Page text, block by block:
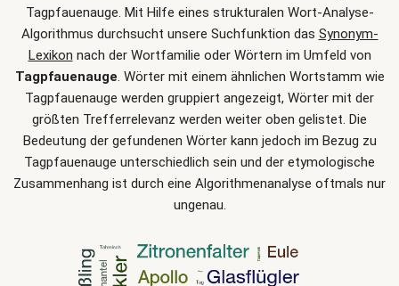
Tagpfauenauge. Mit Hilfe eines strukturalen Wort-Analyse-
Algorithmus durchsucht unsere Suchfunktion das Synonym-
Lexikon nach der Wortfamilie oder Wörtern im Umfeld von
Tagpfauenauge. Wörter mit einem ähnlichen Wortstamm wie
Tagpfauenauge werden gruppiert angezeigt, Wörter mit der
größten Trefferrelevanz werden weiter oben gelistet. Die
Bedeutung der gefundenen Wörter kann jedoch im Bezug zu
Tagpfauenauge unterschiedlich sein und der etymologische
Zusammenhang ist durch eine Algorithmenanalyse oftmals nur
ungenau.